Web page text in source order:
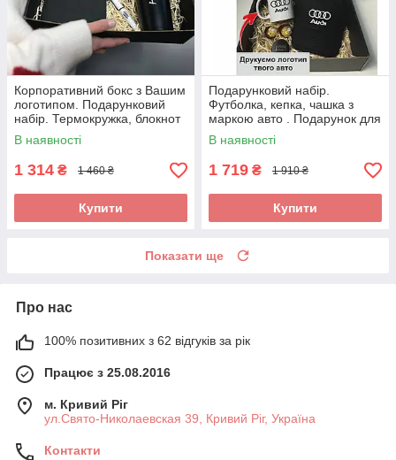
Корпоративний бокс з Вашим
логотипом. Подарунковий
набір. Термокружка, блокнот
та ручка.
В наявності
1 314 ₴ 1 460 ₴
Купити
Подарунковий набір.
Футболка, кепка, чашка з
маркою авто . Подарунок для
чоловіка з логотипом
Audi(Ауді)
В наявності
1 719 ₴ 1 910 ₴
Купити
Показати ще
Про нас
100% позитивних з 62 відгуків за рік
Працює з 25.08.2016
м. Кривий Ріг
ул.Свято-Николаевская 39, Кривий Ріг, Україна
Контакти